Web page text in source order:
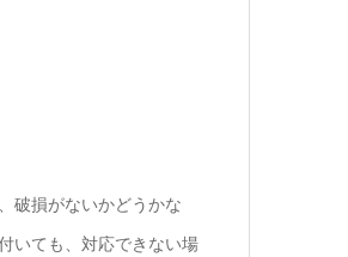
破損がないかどうかな
いても、対応できない場